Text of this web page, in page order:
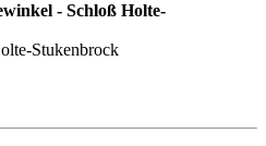
- Schloß Holte-
Stukenbrock